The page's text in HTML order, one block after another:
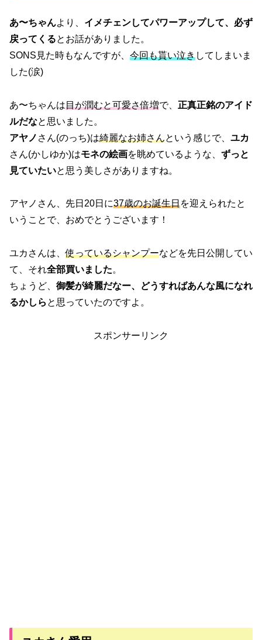
あ〜ちゃんより、 イメチェンしてパワーアップして、必ず
戻ってくるとお話がありました。
SONS見た時もなんですが、 今回も貰い泣きしてしまいま
した(涙)
あ〜ちゃんは目が潤むと可愛さ倍増で、 正真正銘のアイド
ルだなと思いました。
アヤノ さん(のっち)は綺麗なお姉さんという感じで、 ユカ
さん(かしゆか)はモネの絵画を眺めているような、 ずっと
見ていたいと思う美しさがありますね。
アヤノさん、先日20日に37歳のお誕生日を迎えられたと
いうことで、おめでとうございます！
ユカさんは、使っているシャンプーなどを先日公開してい
て、それ全部買いました。
ちょうど、 御髪が綺麗だなー、どうすればあんな風になれ
るかしら と思っていたのですよ。
スポンサーリンク